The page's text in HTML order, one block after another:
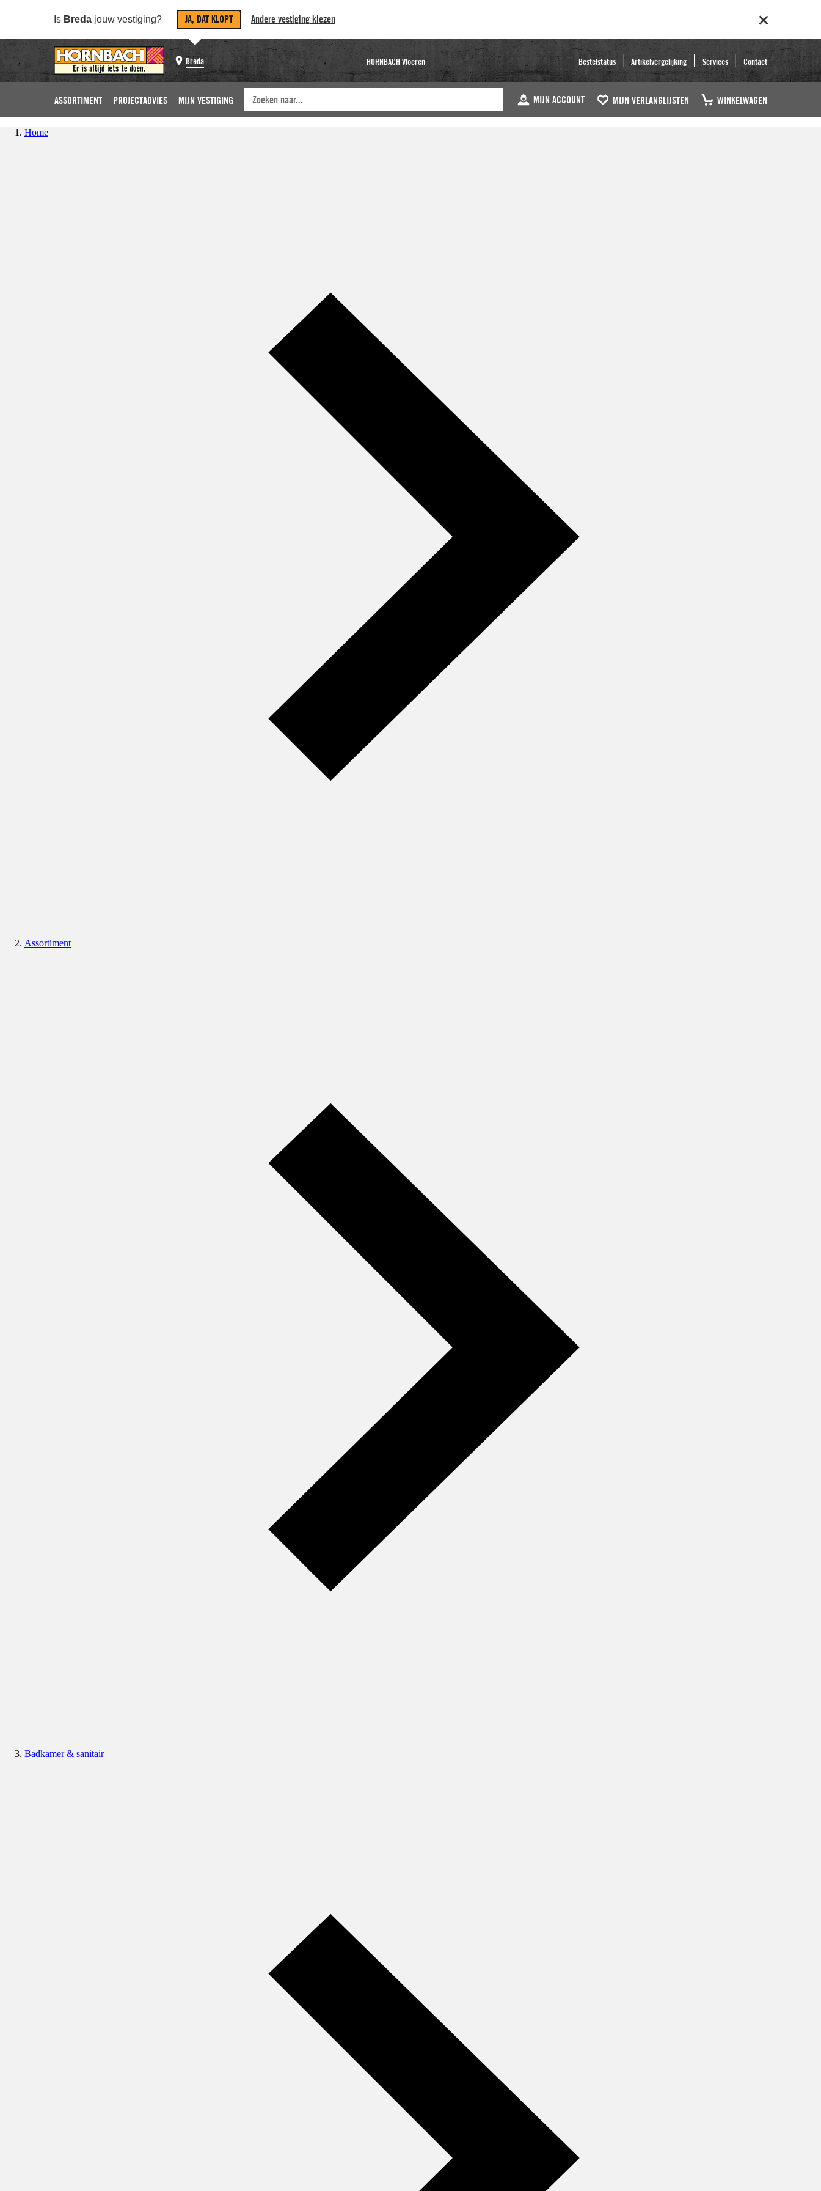
Is Breda jouw vestiging? JA, DAT KLOPT Andere vestiging kiezen
Breda HORNBACH Vloeren Bestelstatus Artikelvergelijking Services Contact
ASSORTIMENT PROJECTADVIES MIJN VESTIGING MIJN ACCOUNT MIJN VERLANGLIJSTEN WINKELWAGEN
Home
Assortiment
Badkamer & sanitair